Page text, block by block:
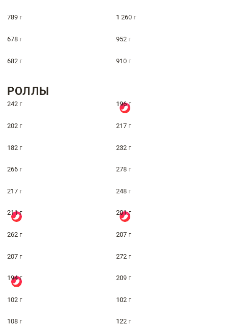
789 г 1 260 г
678 г 952 г
682 г 910 г
РОЛЛЫ
242 г 196 г
202 г 217 г
182 г 232 г
266 г 278 г
217 г 248 г
211 г 201 г
262 г 207 г
207 г 272 г
194 г 209 г
102 г 102 г
108 г 122 г